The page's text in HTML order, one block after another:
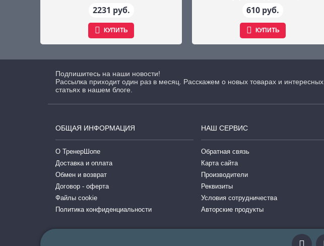
2231 руб.
КУПИТЬ
610 руб.
КУПИТЬ
Подпишитесь на наши новости!
Рассылка приходит один раз в месяц. Расскажем о новых товарах и интересных
статьях в нашем блоге.
ОБЩАЯ ИНФОРМАЦИЯ
О ТренерШопе
Доставка и оплата
Обмен и возврат
Договор - оферта
Файлы cookie
Политика конфиденциальности
НАШ СЕРВИС
Обратная связь
Карта сайта
Производители
Реквизиты
Условия сотрудничества
Авторские продукты